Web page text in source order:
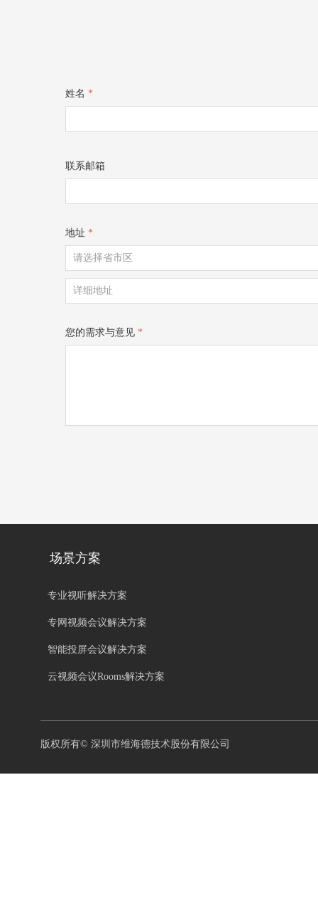
姓名 *
联系邮箱
地址 *
您的需求与意见 *
场景方案
专业视听解决方案
专网视频会议解决方案
智能投屏会议解决方案
云视频会议Rooms解决方案
版权所有© 深圳市维海德技术股份有限公司